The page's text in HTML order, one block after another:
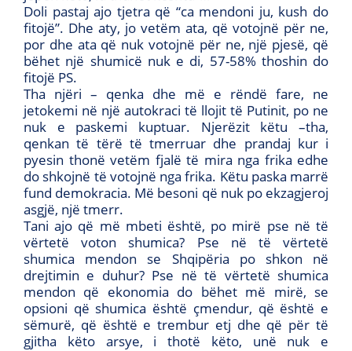
Doli pastaj ajo tjetra që “ca mendoni ju, kush do
fitojë”. Dhe aty, jo vetëm ata, që votojnë për ne,
por dhe ata që nuk votojnë për ne, një pjesë, që
bëhet një shumicë nuk e di, 57-58% thoshin do
fitojë PS.
Tha njëri – qenka dhe më e rëndë fare, ne
jetokemi në një autokraci të llojit të Putinit, po ne
nuk e paskemi kuptuar. Njerëzit këtu –tha,
qenkan të tërë të tmerruar dhe prandaj kur i
pyesin thonë vetëm fjalë të mira nga frika edhe
do shkojnë të votojnë nga frika. Këtu paska marrë
fund demokracia. Më besoni që nuk po ekzagjeroj
asgjë, një tmerr.
Tani ajo që më mbeti është, po mirë pse në të
vërtetë voton shumica? Pse në të vërtetë
shumica mendon se Shqipëria po shkon në
drejtimin e duhur? Pse në të vërtetë shumica
mendon që ekonomia do bëhet më mirë, se
opsioni që shumica është çmendur, që është e
sëmurë, që është e trembur etj dhe që për të
gjitha këto arsye, i thotë këto, unë nuk e